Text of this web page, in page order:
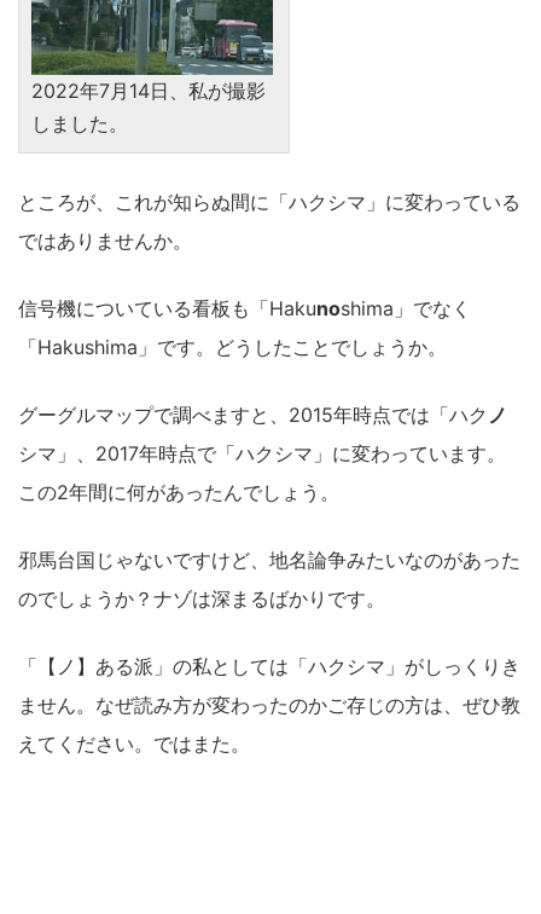
2022年7月14日、私が撮影
しました。
ところが、これが知らぬ間に「ハクシマ」に変わっている
ではありませんか。
信号機についている看板も「Hakunoshima」でなく
「Hakushima」です。どうしたことでしょうか。
グーグルマップで調べますと、2015年時点では「ハク ノ
シマ」、2017年時点で「ハクシマ」に変わっています。
この2年間に何があったんでしょう。
邪馬台国じゃないですけど、地名論争みたいなのがあった
のでしょうか？ナゾは深まるばかりです。
「【ノ】ある派」の私としては「ハクシマ」がしっくりき
ません。なぜ読み方が変わったのかご存じの方は、ぜひ教
えてください。ではまた。